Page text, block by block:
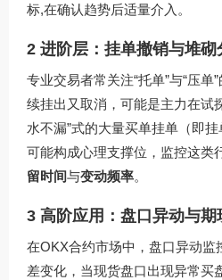
标,在确认趋势后适量介入。
2 进阶层：挂单撤销与堆砌
专业交易者常关注“托单”与“压
续挂出又取消，可能是主力在试
水不漏”式的大量买单挂单（即
可能构成心理支撑位，监控这类
留时间与变动频率。
3 高阶应用：盘口异动与期
在OKX合约市场中，盘口异动监
差变化，当现货盘口出现异常买